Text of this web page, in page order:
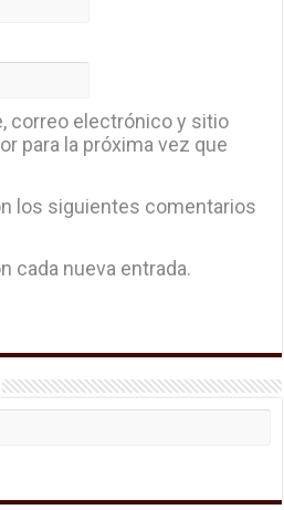
correo electrónico y sitio
para la próxima vez que
los siguientes comentarios
cada nueva entrada.